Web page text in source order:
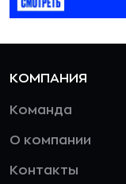
КОМПАНИЯ
Команда
О компании
Контакты